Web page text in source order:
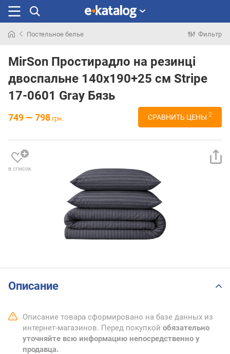
раньше
Постельное белье Фильтр
MirSon Простирадло на резинці
двоспальне 140x190+25 см Stripe
17-0601 Gray Бязь
749 — 798 грн. СРАВНИТЬ ЦЕНЫ 2
в список
Описание
Описание товара сформировано на базе данных из
интернет-магазинов. Перед покупкой обязательно
уточняйте всю информацию непосредственно у
продавца.